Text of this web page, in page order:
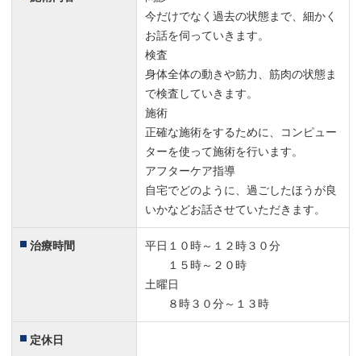
今だけでなく過去の状態まで、細かく
お話を伺っていきます。
検査
身体全体の動きや筋力、筋肉の状態ま
で検査していきます。
施術
正確な施術をするために、コンピュー
ターを使って施術を行います。
アフターケア指導
自宅でどのように、過ごしたほうが良
いかなどお話させていただきます。
治療時間
平日１０時～１２時３０分
１５時～２０時
土曜日
８時３０分～１３時
定休日